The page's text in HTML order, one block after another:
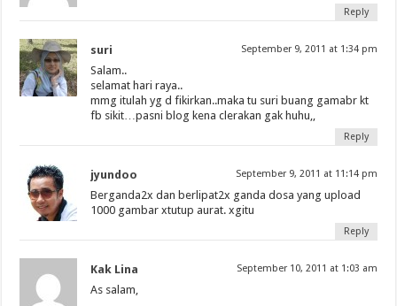
Reply
suri September 9, 2011 at 1:34 pm
Salam..
selamat hari raya..
mmg itulah yg d fikirkan..maka tu suri buang gamabr kt
fb sikit…pasni blog kena clerakan gak huhu,,
Reply
jyundoo September 9, 2011 at 11:14 pm
Berganda2x dan berlipat2x ganda dosa yang upload
1000 gambar xtutup aurat. xgitu
Reply
Kak Lina September 10, 2011 at 1:03 am
As salam,